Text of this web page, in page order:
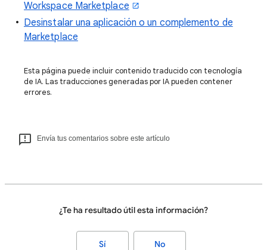
Workspace Marketplace
Desinstalar una aplicación o un complemento de
Marketplace
Esta página puede incluir contenido traducido con tecnología
de IA. Las traducciones generadas por IA pueden contener
errores.
Envía tus comentarios sobre este artículo
¿Te ha resultado útil esta información?
Sí No